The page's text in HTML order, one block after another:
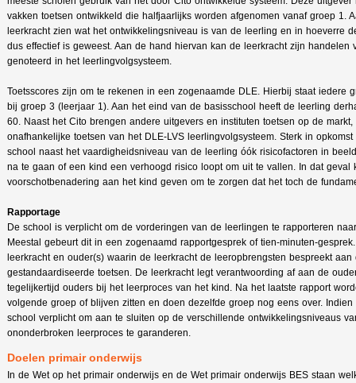
vakken toetsen ontwikkeld die halfjaarlijks worden afgenomen vanaf groep 1.
leerkracht zien wat het ontwikkelingsniveau is van de leerling en in hoeverre
dus effectief is geweest. Aan de hand hiervan kan de leerkracht zijn handelen
genoteerd in het leerlingvolgsysteem.
Toetsscores zijn om te rekenen in een zogenaamde DLE. Hierbij staat iedere
bij groep 3 (leerjaar 1). Aan het eind van de basisschool heeft de leerling
60. Naast het Cito brengen andere uitgevers en instituten toetsen op de
onafhankelijke toetsen van het DLE-LVS leerlingvolgsysteem. Sterk in
school naast het vaardigheidsniveau van de leerling óók risicofactoren in
na te gaan of een kind een verhoogd risico loopt om uit te vallen. In dat geval
voorschotbenadering aan het kind geven om te zorgen dat het toch de
Rapportage
De school is verplicht om de vorderingen van de leerlingen te rapporteren
Meestal gebeurt dit in een zogenaamd rapportgesprek of tien-minuten-
leerkracht en ouder(s) waarin de leerkracht de leeropbrengsten bespreekt
gestandaardiseerde toetsen. De leerkracht legt verantwoording af aan de
tegelijkertijd ouders bij het leerproces van het kind. Na het laatste rapport
volgende groep of blijven zitten en doen dezelfde groep nog eens over.
school verplicht om aan te sluiten op de verschillende ontwikkelingsniveaus
ononderbroken leerproces te garanderen.
Doelen primair onderwijs
In de Wet op het primair onderwijs en de Wet primair onderwijs BES staan